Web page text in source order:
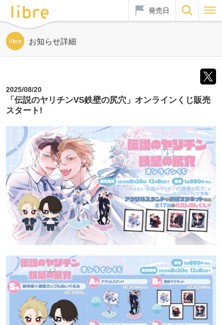
発売日
お知らせ詳細
2025/08/20
「伝説のヤリチンVS鉄壁の尻穴」オンラインくじ販売
スタート!